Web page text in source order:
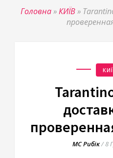
Головна»КИЇВ»
МС Рибік/8